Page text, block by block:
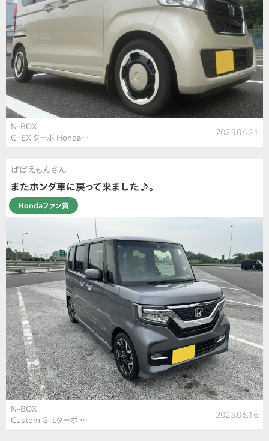
N-BOX
G・EX ターボ Honda…
2025.06.21
ぱぱえもんさん
またホンダ車に戻って来ました♪。
Hondaファン賞
N-BOX
Custom G・Lターボ …
2025.06.16